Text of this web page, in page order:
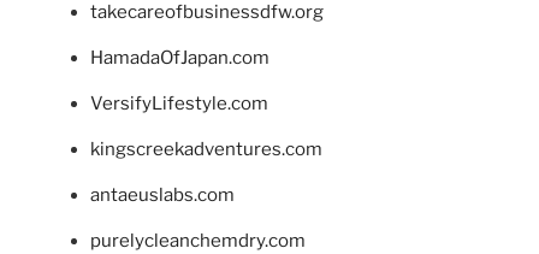
takecareofbusinessdfw.org
HamadaOfJapan.com
VersifyLifestyle.com
kingscreekadventures.com
antaeuslabs.com
purelycleanchemdry.com